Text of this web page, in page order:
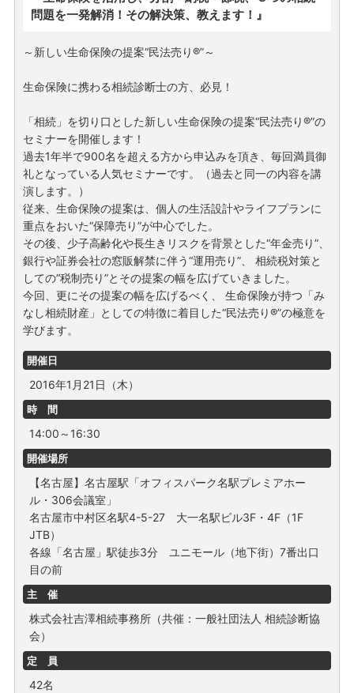
問題を一発解消！その解決策、教えます！』
～新しい生命保険の提案“民法売り®”～
生命保険に携わる相続診断士の方、必見！
「相続」を切り口とした新しい生命保険の提案“民法売り®”の
セミナーを開催します！
過去1年半で900名を超える方から申込みを頂き、毎回満員御
礼となっている人気セミナーです。（過去と同一の内容を講
演します。）
従来、生命保険の提案は、個人の生活設計やライフプランに
重点をおいた“保障売り”が中心でした。
その後、少子高齢化や長生きリスクを背景とした“年金売り”、
銀行や証券会社の窓販解禁に伴う“運用売り”、 相続税対策と
しての“税制売り”とその提案の幅を広げていきました。
今回、更にその提案の幅を広げるべく、 生命保険が持つ「み
なし相続財産」としての特徴に着目した“民法売り®”の極意を
学びます。
開催日
2016年1月21日（木）
時 間
14:00～16:30
開催場所
【名古屋】名古屋駅「オフィスパーク名駅プレミアホー
ル・306会議室」
名古屋市中村区名駅4-5-27 大一名駅ビル3F・4F（1F
JTB）
各線「名古屋」駅徒歩3分 ユニモール（地下街）7番出口
目の前
主 催
株式会社吉澤相続事務所（共催：一般社団法人 相続診断協
会）
定 員
42名